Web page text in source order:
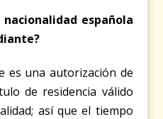
española
es una autorización de
de residencia válido
así que el tiempo